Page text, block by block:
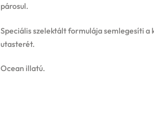
párosul.
Speciális szelektált formulája semlegesíti
utasterét.
Ocean illatú.